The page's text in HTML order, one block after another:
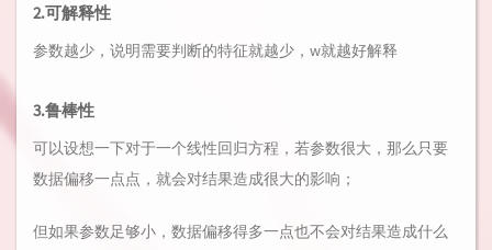
2.可解释性
参数越少，说明需要判断的特征就越少，w就越好解释
3.鲁棒性
可以设想一下对于一个线性回归方程，若参数很大，那么只要
数据偏移一点点，就会对结果造成很大的影响；
但如果参数足够小，数据偏移得多一点也不会对结果造成什么